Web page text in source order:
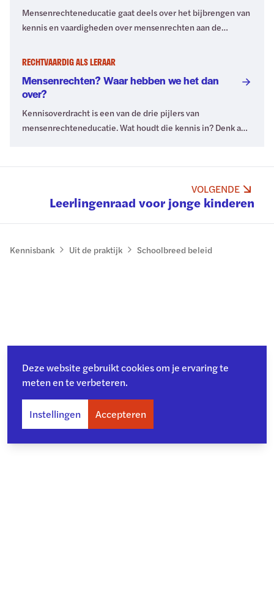
Mensenrechteneducatie gaat deels over het bijbrengen van
kennis en vaardigheden over mensenrechten aan de
ervoor dat alle leraren en het onderwijspersoneel die
dit artikel.
Mensenrechten? Waar hebben we het dan
over?
RECHTVAARDIG ALS LERAAR
Kennisoverdracht is een van de drie pijlers van
mensenrechteneducatie. Wat houdt die kennis in? Denk aan
VOLGENDE
Leerlingenraad voor jonge kinderen
Kennisbank Uit de praktijk Schoolbreed beleid
Deze website gebruikt cookies om je ervaring te
meten en te verbeteren.
Instellingen Accepteren